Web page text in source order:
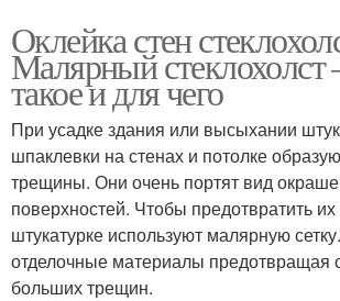
Оклейка стен
Малярный
такое и для чего
При усадке здания или высыхании
шпаклевки на стенах и потолке
трещины. Они очень портят вид
поверхностей. Чтобы предотвратить
штукатурке используют малярную
отделочные материалы предотвращая
больших трещин.